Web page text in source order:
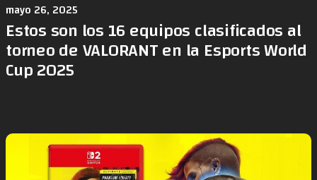
mayo 26, 2025
Estos son los 16 equipos clasificados al
torneo de VALORANT en la Esports World
Cup 2025